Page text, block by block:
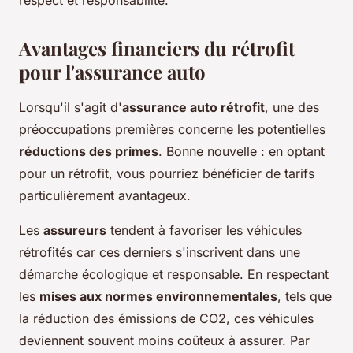
Avantages financiers du rétrofit
pour l'assurance auto
Lorsqu'il s'agit d'assurance auto rétrofit, une des
préoccupations premières concerne les potentielles
réductions des primes. Bonne nouvelle : en optant
pour un rétrofit, vous pourriez bénéficier de tarifs
particulièrement avantageux.
Les assureurs tendent à favoriser les véhicules
rétrofités car ces derniers s'inscrivent dans une
démarche écologique et responsable. En respectant
les mises aux normes environnementales, tels que
la réduction des émissions de CO2, ces véhicules
deviennent souvent moins coûteux à assurer. Par